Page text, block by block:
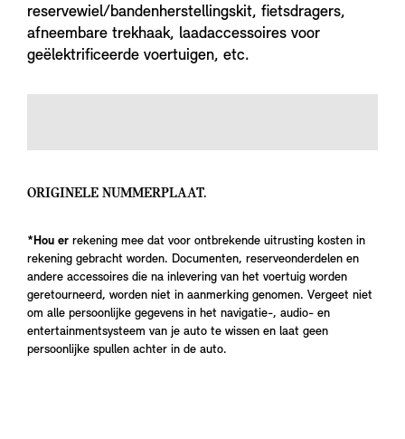
reservewiel/bandenherstellingskit, fietsdragers,
afneembare trekhaak, laadaccessoires voor
geëlektrificeerde voertuigen, etc.
ORIGINELE NUMMERPLAAT.
*Hou er rekening mee dat voor ontbrekende uitrusting kosten in
rekening gebracht worden. Documenten, reserveonderdelen en
andere accessoires die na inlevering van het voertuig worden
geretourneerd, worden niet in aanmerking genomen. Vergeet niet
om alle persoonlijke gegevens in het navigatie-, audio- en
entertainmentsysteem van je auto te wissen en laat geen
persoonlijke spullen achter in de auto.